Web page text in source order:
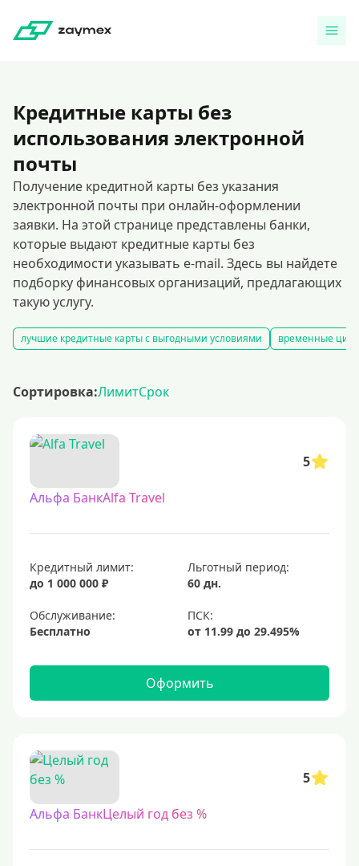
Кредитные карты без
использования электронной
почты
Получение кредитной карты без указания
электронной почты при онлайн-оформлении
заявки. На этой странице представлены банки,
которые выдают кредитные карты без
необходимости указывать e-mail. Здесь вы найдете
подборку финансовых организаций, предлагающих
такую услугу.
лучшие кредитные карты с выгодными условиями временные
Сортировка:ЛимитСрок
5
Альфа БанкAlfa Travel
Кредитный лимит:
до 1 000 000 ₽
Льготный период:
60 дн.
Обслуживание:
Бесплатно
Оформить
5
Альфа БанкЦелый год без %